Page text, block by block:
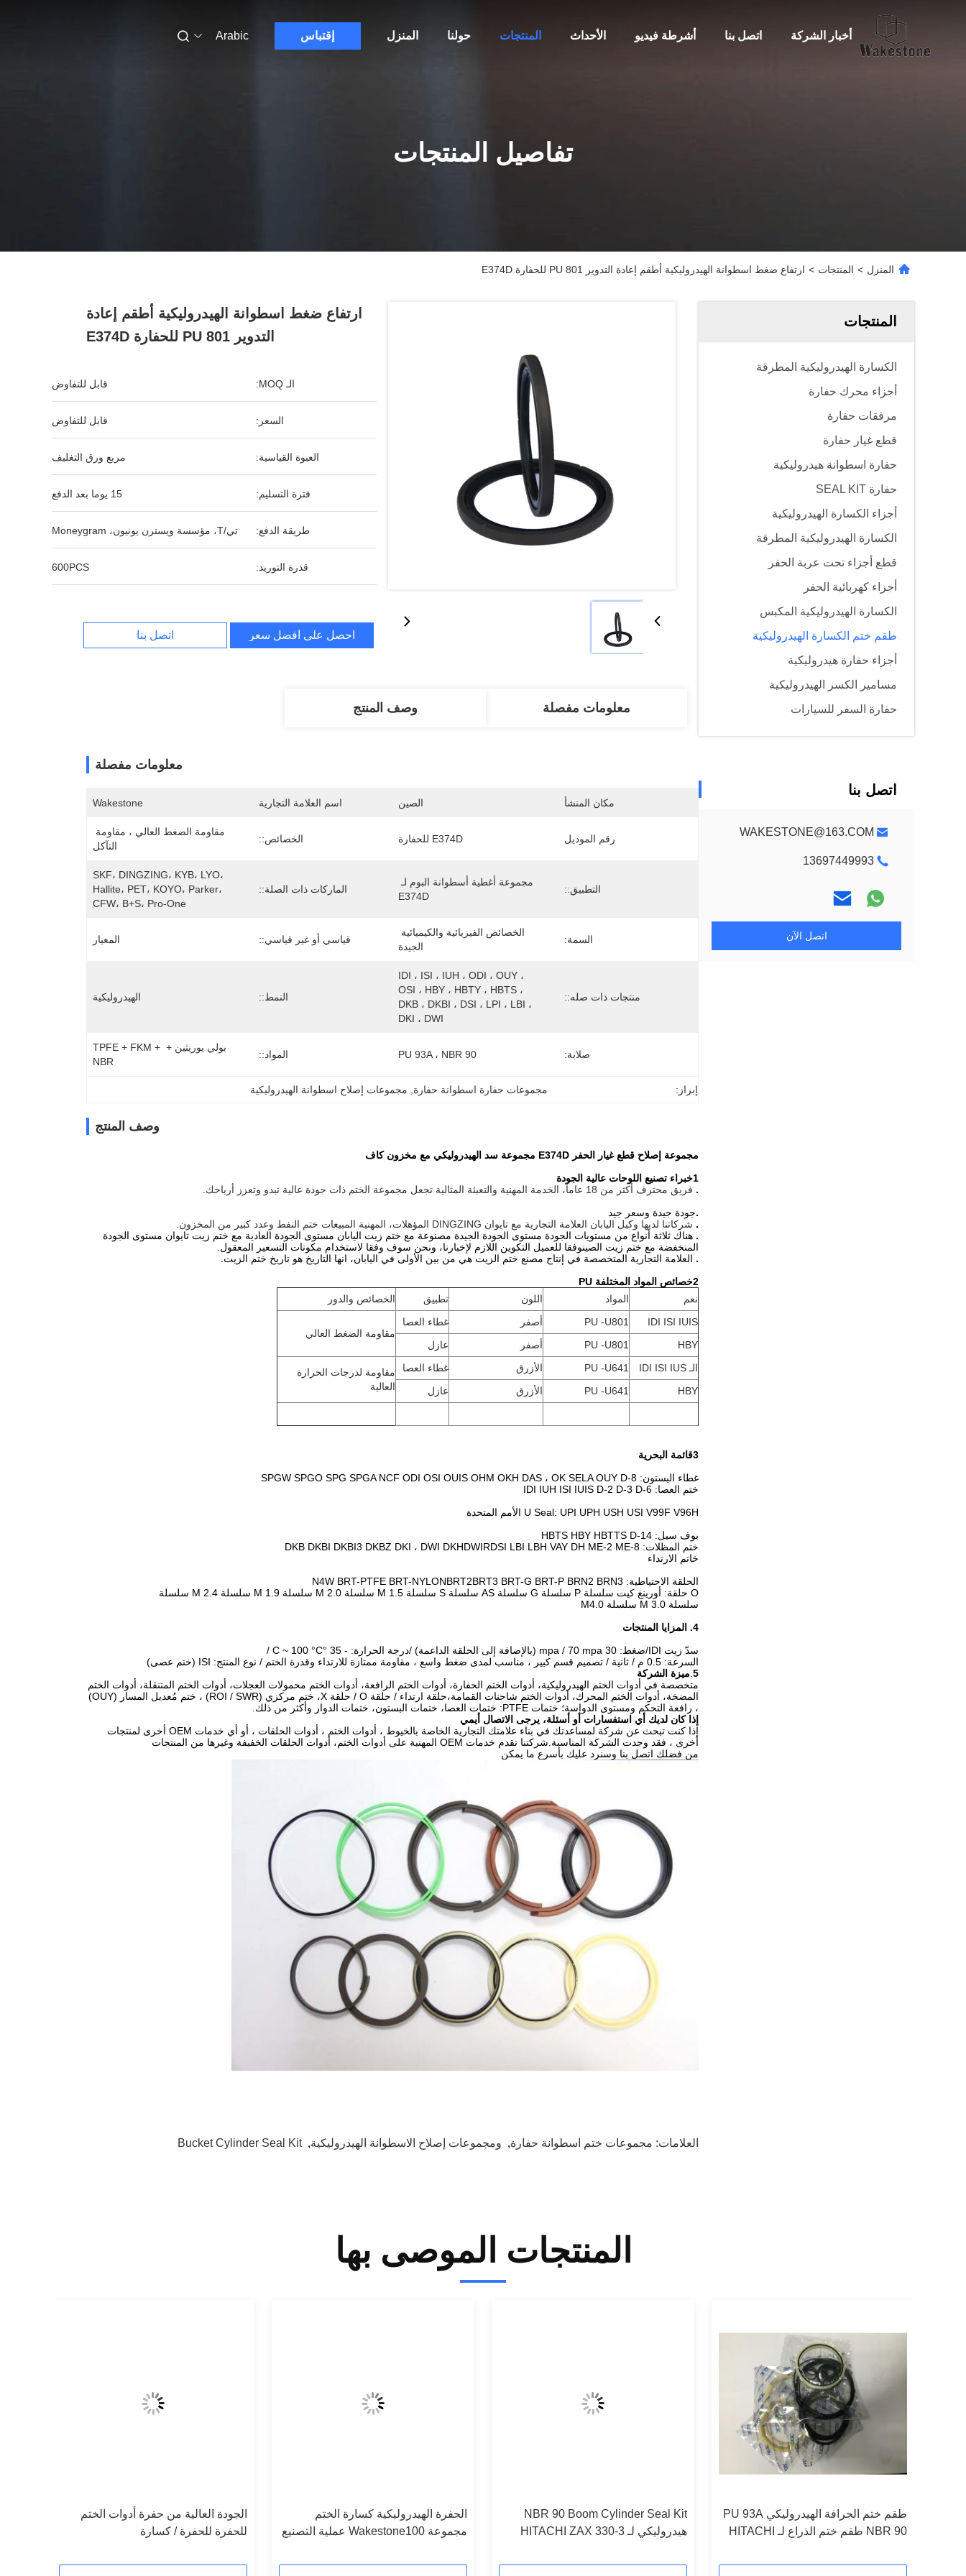
المنزل حولنا المنتجات الأحداث أشرطة فيديو اتصل بنا أخبار الشركة إقتباس Arabic
تفاصيل المنتجات
المنزل > المنتجات > ارتفاع ضغط اسطوانة الهيدروليكية أطقم إعادة التدوير PU 801 للحفارة E374D
المنتجات
الكسارة الهيدروليكية المطرقة
أجزاء محرك حفارة
مرفقات حفارة
قطع غيار حفارة
حفارة اسطوانة هيدروليكية
حفارة SEAL KIT
أجزاء الكسارة الهيدروليكية
الكسارة الهيدروليكية المطرقة
قطع أجزاء تحت عربة الحفر
أجزاء كهربائية الحفر
الكسارة الهيدروليكية المكبس
طقم ختم الكسارة الهيدروليكية
أجزاء حفارة هيدروليكية
مسامير الكسر الهيدروليكية
حفارة السفر للسيارات
اتصل بنا
WAKESTONE@163.COM
13697449993
اتصل الآن
ارتفاع ضغط اسطوانة الهيدروليكية أطقم إعادة
التدوير PU 801 للحفارة E374D
الـ MOQ: قابل للتفاوض
السعر: قابل للتفاوض
العبوة القياسية: مربع ورق التغليف
فترة التسليم: 15 يوما بعد الدفع
طريقة الدفع: تي/T، مؤسسة ويسترن يونيون، Moneygram
قدرة التوريد: 600PCS
احصل على أفضل سعر اتصل بنا
معلومات مفصلة وصف المنتج
معلومات مفصلة
مكان المنشأ الصين اسم العلامة التجارية Wakestone
رقم الموديل E374D للحفارة الخصائص::
التآكل
التطبيق::
E374D
الماركات ذات الصلة::
SKF، DINGZING، KYB، LYO،
Hallite، PET، KOYO، Parker،
CFW، B+S، Pro-One
السمة:
الجيدة
قياسي أو غير قياسي:: المعيار
منتجات ذات صله::
IDI ، ISI ، IUH ، ODI ، OUY ،
OSI ، HBY ، HBTY ، HBTS ،
DKB ، DKBI ، DSI ، LPI ، LBI ،
DKI ، DWI
النمط:: الهيدروليكية
صلابة: PU 93A ، NBR 90 المواد::
بولي يوريثين + TPFE + FKM +
NBR
إبراز: مجموعات حفارة اسطوانة حفارة مجموعات إصلاح اسطوانة الهيدروليكية
وصف المنتج
مجموعة إصلاح قطع غيار الحفر E374D مجموعة سد الهيدروليكي مع مخزون كاف
1خبراء تصنيع اللوحات عالية الجودة
. فريق محترف أكثر من 18 عاماً، الخدمة المهنية والتعبئة المثالية تجعل مجموعة الختم ذات جودة عالية تبدو وتعزز أرباحك.
.جودة جيدة وسعر جيد
. شركاتنا لديها وكيل اليابان العلامة التجارية مع تايوان DINGZING المؤهلات، المهنية المبيعات ختم النفط وعدد كبير من المخزون.
. هناك ثلاثة أنواع من مستويات الجودة مستوى الجودة الجيدة مصنوعة مع ختم زيت اليابان مستوى الجودة العادية مع ختم زيت تايوان مستوى الجودة
المنخفضة مع ختم زيت الصينوفقا للعميل التكوين اللازم لإخبارنا، ونحن سوف وفقا لاستخدام مكونات التسعير المعقول.
. العلامة التجارية المتخصصة في إنتاج مصنع ختم الزيت هي من بين الأولى في اليابان، انها التاريخ هو تاريخ ختم الزيت.
2خصائص المواد المختلفة PU
نعم
المواد اللون تطبيق
الخصائص والدور
IDI ISI IUIS
PU -U801 أصفر
غطاء العصا
مقاومة الضغط العالي
HBY
PU -U801 أصفر
عازل
الـ IDI ISI IUS
PU -U641 الأزرق غطاء العصا
مقاومة لدرجات الحرارة
العالية
HBY
PU -U641 الأزرق عازل
3قائمة البحرية
غطاء البستون: SPGW SPGO SPG SPGA NCF ODI OSI OUIS OHM OKH DAS ، OK SELA OUY D-8
ختم العصا: IDI IUH ISI IUIS D-2 D-3 D-6
U Seal: UPI UPH USH USI V99F V96H الأمم المتحدة
بوف سيل: HBTS HBY HBTTS D-14
ختم المظلات: DKB DKBI DKBI3 DKBZ DKI ، DWI DKH
DWIRDSI LBI LBH VAY DH ME-2 ME-8
خاتم الارتداء
الحلقة الاحتياطية: N4W BRT-PTFE BRT-NYLON
BRT2BRT3 BRT-G BRT-P BRN2 BRN3
O حلقة: أورينغ كيت سلسلة P سلسلة G سلسلة AS سلسلة S سلسلة M 1.5 سلسلة M 2.0 سلسلة M 1.9 سلسلة M 2.4 سلسلة
سلسلة M 3.0 سلسلة M4.0
4. ال
مزايا المنتجات
سدّ زيت IDI/ضغط: 30 mpa / 70 mpa (بالإضافة إلى الحلقة الداعمة) /درجة الحرارة: - 35 °C ~ 100 °C /
السرعة: 0.5 م / ثانية / تصميم قسم كبير ، مناسب لمدى ضغط واسع ، مقاومة ممتازة للارتداء وقدرة الختم / نوع المنتج: ISI (ختم عصى)
5 ميزة الشركة
متخصصة في أدوات الختم الهيدروليكية، أدوات الختم الحفارة، أدوات الختم الرافعة، أدوات الختم محمولات العجلات، أدوات الختم المتنقلة، أدوات الختم
المضخة، أدوات الختم المحرك، أدوات الختم شاحنات القمامة،حلقة ارتداء / حلقة O / حلقة X، ختم مركزي (ROI / SWR) ، ختم مُعديل المسار (OUY)
، رافعة التحكم ومستوى الدواسة؛ ختمات PTFE: ختمات العصا، ختمات البستون، ختمات الدوار وأكثر من ذلك.
إذا كان لديك أي استفسارات أو أسئلة، يرجى الاتصال أيمي
إذا كنت تبحث عن شركة لمساعدتك في بناء علامتك التجارية الخاصة بالخيوط ، أدوات الختم ، أدوات الحلقات ، أو أي خدمات OEM أخرى لمنتجات
أخرى ، فقد وجدت الشركة المناسبة.شركتنا تقدم خدمات OEM المهنية على أدوات الختم، أدوات الحلقات الخفيفة وغيرها من المنتجات
من فضلك اتصل بنا وسنرد عليك بأسرع ما يمكن
العلامات: مجموعات ختم اسطوانة حفارة, ومجموعات إصلاح الاسطوانة الهيدروليكية,
Bucket Cylinder Seal Kit
المنتجات الموصى بها
طقم ختم الجرافة الهيدروليكي PU 93A
NBR 90 طقم ختم الذراع لـ HITACHI
NBR 90 Boom Cylinder Seal Kit
هيدروليكي لـ HITACHI ZAX 330-3
الحفرة الهيدروليكية كسارة الختم
مجموعة Wakestone100 عملية التصنيع
الجودة العالية من حفرة أدوات الختم
للحفرة للحفرة / كسارة